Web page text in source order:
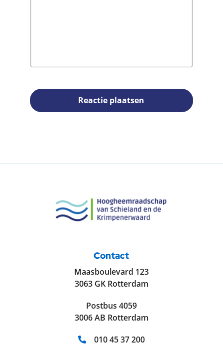
Reactie plaatsen
Contact
Maasboulevard 123
3063 GK Rotterdam
Postbus 4059
3006 AB Rotterdam
Telefoonnummer:
010 45 37 200